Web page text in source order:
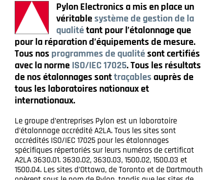
Pylon Electronics a mis en place un
véritablesystème de gestion de la
qualitétant pour l’étalonnage que
pour la réparation d’équipements de mesure.
Tous nos programmes de qualitésont certifiés
avec la norme ISO/IEC 17025. Tous les résultats
de nos étalonnages sonttraçablesauprès de
tous les laboratoires nationaux et
internationaux.
Le groupe d’entreprises Pylon est un laboratoire
d’étalonnage accrédité A2LA. Tous les sites sont
accrédités ISO/IEC 17025 pour les étalonnages
spécifiques répertoriés sur leurs numéros de certificat
A2LA 3630.01. 3630.02, 3630.03, 1500.02, 1500.03 et
1500.04. Les sites d’Ottawa, de Toronto et de Dartmouth